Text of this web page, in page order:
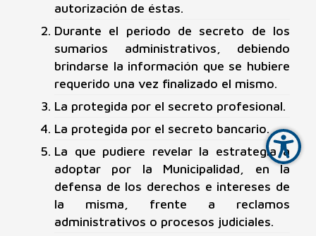
autorización de éstas.
Durante el periodo de secreto de los
sumarios administrativos, debiendo
brindarse la información que se hubiere
requerido una vez finalizado el mismo.
La protegida por el secreto profesional.
La protegida por el secreto bancario.
La que pudiere revelar la estrategia a
adoptar por la Municipalidad, en la
defensa de los derechos e intereses de
la misma, frente a reclamos
administrativos o procesos judiciales.